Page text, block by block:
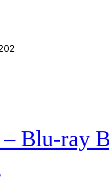
– Blu-ray